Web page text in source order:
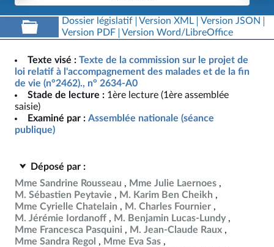
Dossier législatif Version XML
Version JSON
Version PDF
Version Word/LibreOffice
Texte visé : Texte de la commission sur le projet de
loi relatif à l'accompagnement des malades et de la fin
de vie (n°2462)., n° 2634-A0
Stade de lecture : 1ère lecture (1ère assemblée
saisie)
Examiné par : Assemblée nationale (séance
publique)
Déposé par :
Mme Sandrine Rousseau
Mme Julie Laernoes
M. Sébastien Peytavie
M. Karim Ben Cheikh
Mme Cyrielle Chatelain
M. Charles Fournier
M. Jérémie Iordanoff
M. Benjamin Lucas-Lundy
Mme Francesca Pasquini
M. Jean-Claude Raux
Mme Sandra Regol
Mme Eva Sas